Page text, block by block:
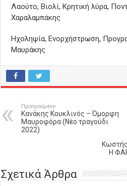
Λαούτο, Bιολί, Kρητική λύρα,
Χαραλαμπάκης
Ηχοληψία, Ενορχήστρωση,
Μαυράκης
Προηγούμενο
Κανάκης Κουκλινός – Όμορφη
Μαυροφόρα (Νέο τραγούδι
2022)
Κωστής
Η
Σχετικά Άρθρα